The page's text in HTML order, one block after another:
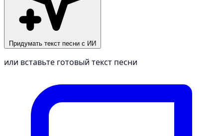
Придумать текст песни с ИИ
или вставьте готовый текст песни